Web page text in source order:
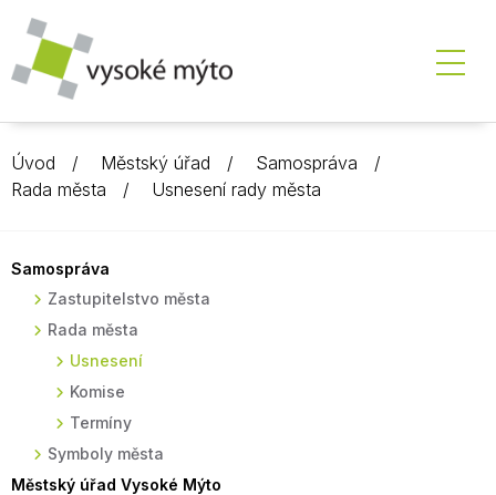
Úvod Městský úřad
Samospráva
Rada města
Usnesení rady města
Samospráva
Zastupitelstvo města
Rada města
Usnesení
Komise
Termíny
Symboly města
Městský úřad Vysoké Mýto